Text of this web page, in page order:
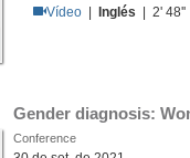
Vídeo
Inglés | 2'
Gender diagnosis:
Conference